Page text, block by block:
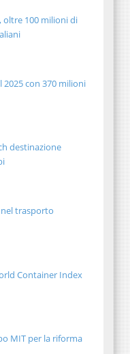
100 milioni di
2025 con 370 milioni
destinazione
nel trasporto
Container Index
MIT per la riforma